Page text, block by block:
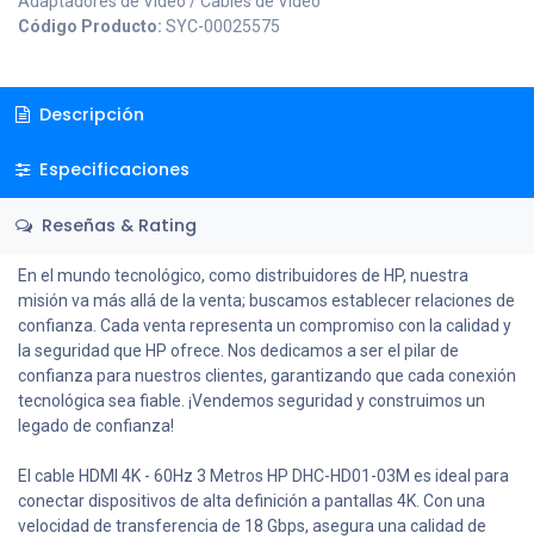
Código Producto: SYC-00025575
Descripción
Especificaciones
Reseñas & Rating
En el mundo tecnológico, como distribuidores de HP, nuestra
misión va más allá de la venta; buscamos establecer relaciones de
confianza. Cada venta representa un compromiso con la calidad y
la seguridad que HP ofrece. Nos dedicamos a ser el pilar de
confianza para nuestros clientes, garantizando que cada conexión
tecnológica sea fiable. ¡Vendemos seguridad y construimos un
legado de confianza!
El cable HDMI 4K - 60Hz 3 Metros HP DHC-HD01-03M es ideal para
conectar dispositivos de alta definición a pantallas 4K. Con una
velocidad de transferencia de 18 Gbps, asegura una calidad de